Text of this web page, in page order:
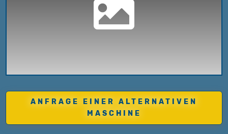
ANFRAGE EINER ALTERNATIVEN
MASCHINE